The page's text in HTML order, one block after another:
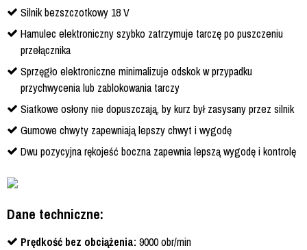
Silnik bezszczotkowy 18 V
Hamulec elektroniczny szybko zatrzymuje tarczę po puszczeniu
przełącznika
Sprzęgło elektroniczne minimalizuje odskok w przypadku
przychwycenia lub zablokowania tarczy
Siatkowe osłony nie dopuszczają, by kurz był zasysany przez silnik
Gumowe chwyty zapewniają lepszy chwyt i wygodę
Dwu pozycyjna rękojeść boczna zapewnia lepszą wygodę i kontrolę
Dane techniczne:
Prędkość bez obciążenia: 9000 obr/min